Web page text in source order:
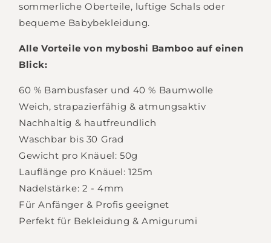
sommerliche Oberteile, luftige Schals oder
bequeme Babybekleidung.
Alle Vorteile von myboshi Bamboo auf einen
Blick:
60 % Bambusfaser und 40 % Baumwolle
Weich, strapazierfähig & atmungsaktiv
Nachhaltig & hautfreundlich
Waschbar bis 30 Grad
Gewicht pro Knäuel: 50g
Lauflänge pro Knäuel: 125m
Nadelstärke: 2 - 4mm
Für Anfänger & Profis geeignet
Perfekt für Bekleidung & Amigurumi
Login required
your wishlist and view your previously saved
items.
Login